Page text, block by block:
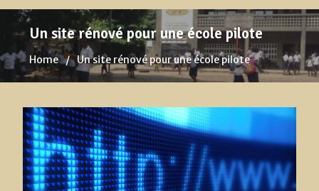
Un site rénové pour une école pilote
Home Un site rénové pour une école pilote